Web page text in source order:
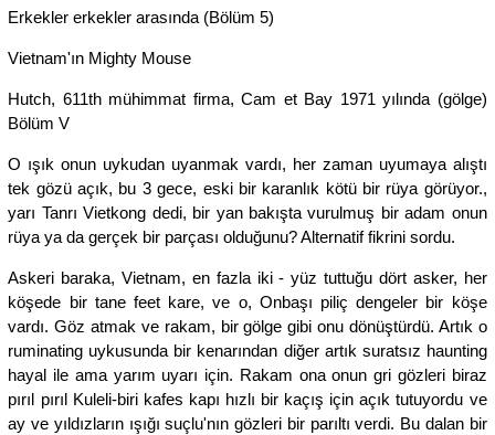
Erkekler erkekler arasında (Bölüm 5)
Vietnam'ın Mighty Mouse
Hutch, 611th mühimmat firma, Cam et Bay 1971 yılında (gölge)
Bölüm V
O ışık onun uykudan uyanmak vardı, her zaman uyumaya alıştı
tek gözü açık, bu 3 gece, eski bir karanlık kötü bir rüya görüyor.,
yarı Tanrı Vietkong dedi, bir yan bakışta vurulmuş bir adam onun
rüya ya da gerçek bir parçası olduğunu? Alternatif fikrini sordu.
Askeri baraka, Vietnam, en fazla iki - yüz tuttuğu dört asker, her
köşede bir tane feet kare, ve o, Onbaşı piliç dengeler bir köşe
vardı. Göz atmak ve rakam, bir gölge gibi onu dönüştürdü. Artık o
ruminating uykusunda bir kenarından diğer artık suratsız haunting
hayal ile ama yarım uyarı için. Rakam ona onun gri gözleri biraz
pırıl pırıl Kuleli-biri kafes kapı hızlı bir kaçış için açık tutuyordu ve
ay ve yıldızların ışığı suçlu'nın gözleri bir parıltı verdi. Bu dalan bir